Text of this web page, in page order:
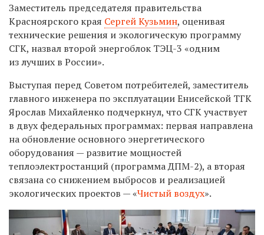
Заместитель председателя правительства
Красноярского края Сергей Кузьмин, оценивая
технические решения и экологическую программу
СГК, назвал второй энергоблок ТЭЦ-3 «одним
из лучших в России».
Выступая перед Советом потребителей, заместитель
главного инженера по эксплуатации Енисейской ТГК
Ярослав Михайленко подчеркнул, что СГК участвует
в двух федеральных программах: первая направлена
на обновление основного энергетического
оборудования — развитие мощностей
теплоэлектростанций (программа ДПМ-2), а вторая
связана со снижением выбросов и реализацией
экологических проектов — «Чистый воздух».